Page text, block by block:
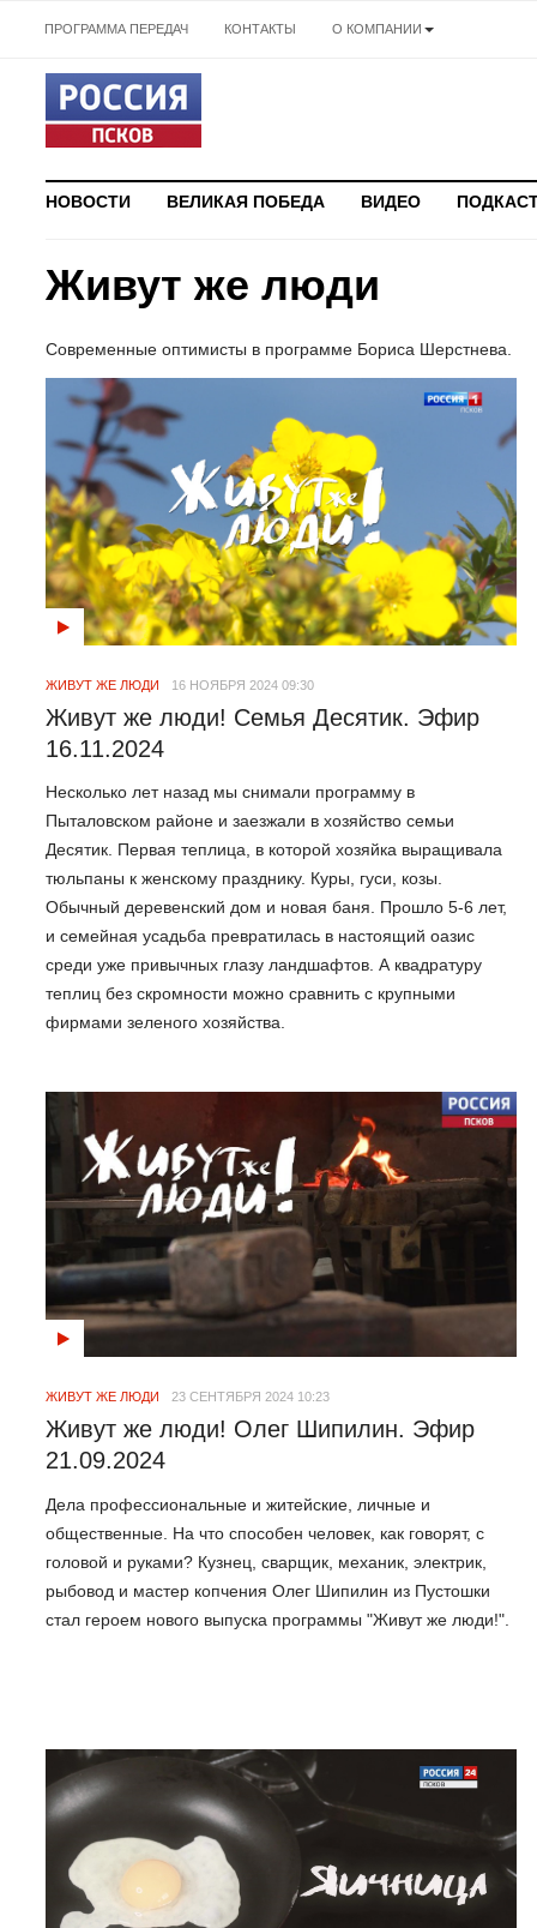
ПРОГРАММА ПЕРЕДАЧ КОНТАКТЫ О КОМПАНИИ
НОВОСТИ ВЕЛИКАЯ ПОБЕДА ВИДЕО
Живут же люди
Современные оптимисты в программе Бориса Шерстнева.
ЖИВУТ ЖЕ ЛЮДИ 16 НОЯБРЯ 2024 09:30
Живут же люди! Семья Десятик. Эфир
16.11.2024
Несколько лет назад мы снимали программу в
Пыталовском районе и заезжали в хозяйство семьи
Десятик. Первая теплица, в которой хозяйка выращивала
тюльпаны к женскому празднику. Куры, гуси, козы.
Обычный деревенский дом и новая баня. Прошло 5-6 лет,
и семейная усадьба превратилась в настоящий оазис
среди уже привычных глазу ландшафтов. А квадратуру
теплиц без скромности можно сравнить с крупными
фирмами зеленого хозяйства.
ЖИВУТ ЖЕ ЛЮДИ 23 СЕНТЯБРЯ 2024 10:23
Живут же люди! Олег Шипилин. Эфир
21.09.2024
Дела профессиональные и житейские, личные и
общественные. На что способен человек, как говорят, с
головой и руками? Кузнец, сварщик, механик, электрик,
рыбовод и мастер копчения Олег Шипилин из Пустошки
стал героем нового выпуска программы "Живут же люди!".